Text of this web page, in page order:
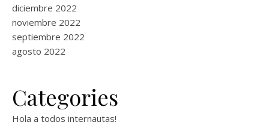
diciembre 2022
noviembre 2022
septiembre 2022
agosto 2022
Categories
Hola a todos internautas!